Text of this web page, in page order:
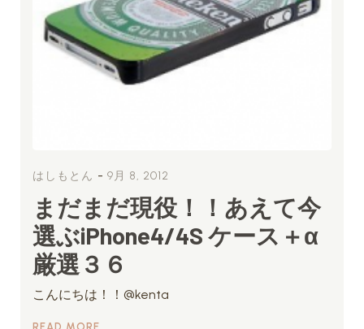
はしもとん - 9月 8, 2012
まだまだ現役！！あえて今
選ぶiPhone4/4S ケース＋α
厳選３６
こんにちは！！@kenta